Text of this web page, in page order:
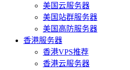
美国云服务器
美国站群服务器
美国高防服务器
香港服务器
香港VPS推荐
香港云服务器